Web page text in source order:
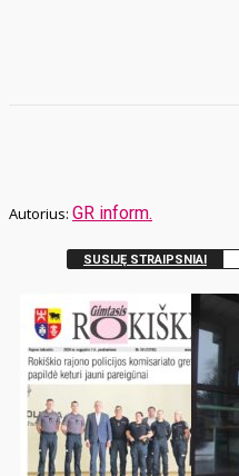
GR inform.
SUSIJĘ STRAIPSNIAI